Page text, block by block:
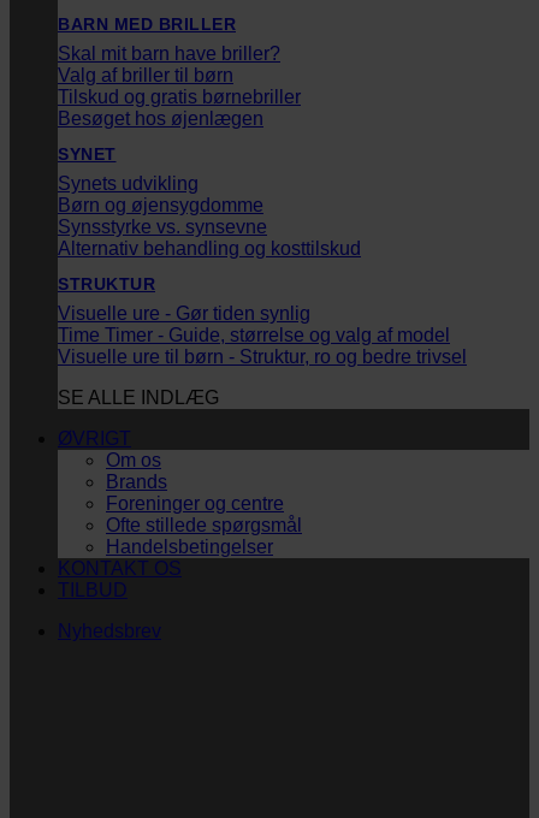
BARN MED BRILLER
Skal mit barn have briller?
Valg af briller til børn
Tilskud og gratis børnebriller
Besøget hos øjenlægen
SYNET
Synets udvikling
Børn og øjensygdomme
Synsstyrke vs. synsevne
Alternativ behandling og kosttilskud
STRUKTUR
Visuelle ure - Gør tiden synlig
Time Timer - Guide, størrelse og valg af model
Visuelle ure til børn - Struktur, ro og bedre trivsel
SE ALLE INDLÆG
ØVRIGT
Om os
Brands
Foreninger og centre
Ofte stillede spørgsmål
Handelsbetingelser
KONTAKT OS
TILBUD
Nyhedsbrev